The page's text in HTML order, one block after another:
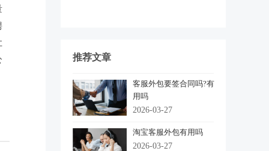
推荐文章
客服外包要签合同吗?有
用吗
2026-03-27
淘宝客服外包有用吗
2026-03-27